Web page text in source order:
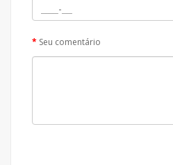
Seu comentário